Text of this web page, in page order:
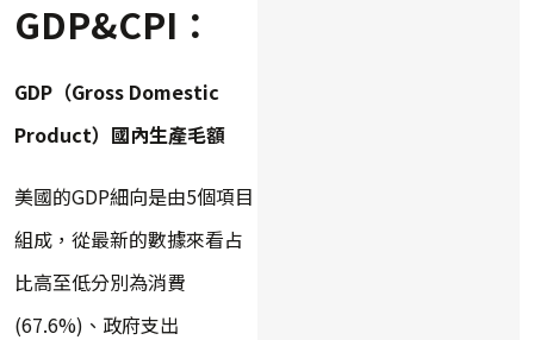
GDP&CPI：
GDP（Gross Domestic
Product）國內生產毛額
美國的GDP細向是由5個項目
組成，從最新的數據來看占
比高至低分別為消費
(67.6%)、政府支出